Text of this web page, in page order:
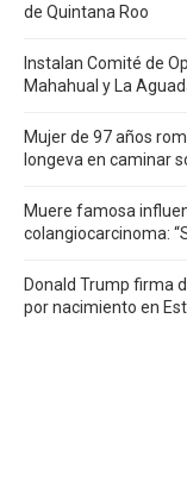
de Quintana Roo
Instalan Comité de
Mahahual y La
Mujer de 97 años
longeva en caminar
Muere famosa
colangiocarcinoma:
Donald Trump firma
por nacimiento en